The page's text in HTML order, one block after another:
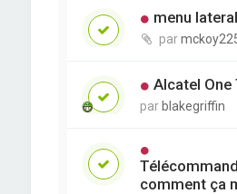
menu
par
Alcatel One
par blakegriffin
comment ça